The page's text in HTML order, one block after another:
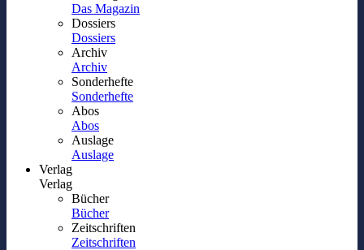
Das Magazin
Dossiers
Dossiers
Archiv
Archiv
Sonderhefte
Sonderhefte
Abos
Abos
Auslage
Auslage
Verlag
Verlag
Bücher
Bücher
Zeitschriften
Zeitschriften